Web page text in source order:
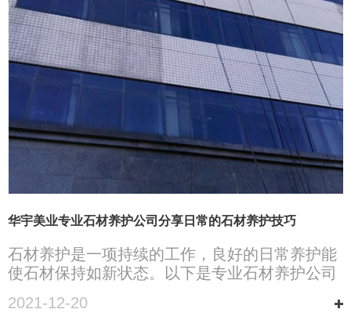
华宇美业专业石材养护公司分享日常的石材养护技巧
​石材养护是一项持续的工作，良好的日常养护能
使石材保持如新状态。以下是专业石材养护公司
吧。
2021-12-20